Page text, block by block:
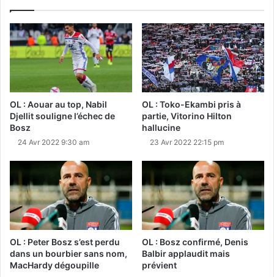
OL : Aouar au top, Nabil
Djellit souligne l’échec de
Bosz
24 Avr 2022 9:30 am
OL : Toko-Ekambi pris à
partie, Vitorino Hilton
hallucine
23 Avr 2022 22:15 pm
OL : Peter Bosz s’est perdu
dans un bourbier sans nom,
MacHardy dégoupille
OL : Bosz confirmé, Denis
Balbir applaudit mais
prévient